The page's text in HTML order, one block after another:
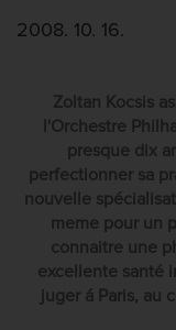
2008. 10. 16.
Zoltan Kocsis
l'Orchestre
presque dix
perfectionner sa
nouvelle
meme pour un
connaitre une
excellente santé
juger á Paris, au